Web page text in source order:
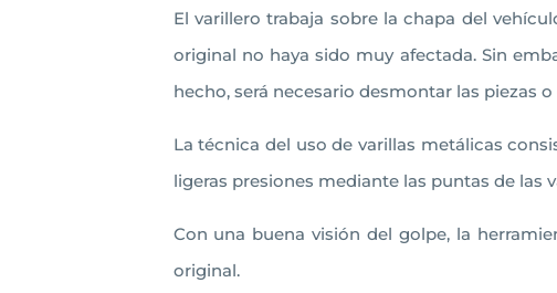
El varillero trabaja sobre la chapa del
original no haya sido muy afectada. Sin
hecho, será necesario desmontar las piezas
La técnica del uso de varillas metálicas
ligeras presiones mediante las puntas de las
Con una buena visión del golpe, la
original.